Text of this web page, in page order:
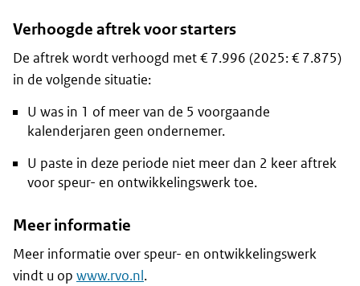
Verhoogde aftrek voor starters
De aftrek wordt verhoogd met € 7.996 (2025: € 7.875)
in de volgende situatie:
U was in 1 of meer van de 5 voorgaande
kalenderjaren geen ondernemer.
U paste in deze periode niet meer dan 2 keer aftrek
voor speur- en ontwikkelingswerk toe.
Meer informatie
Meer informatie over speur- en ontwikkelingswerk
vindt u op www.rvo.nl.